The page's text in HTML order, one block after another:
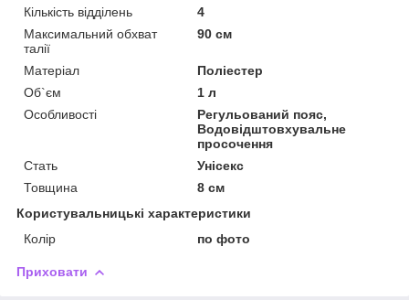
Кількість відділень
4
Максимальний обхват
талії
90 см
Матеріал
Поліестер
Об`єм
1 л
Особливості
Регульований пояс,
Водовідштовхувальне
просочення
Стать
Унісекс
Товщина
8 см
Користувальницькі характеристики
Колір
по фото
Приховати